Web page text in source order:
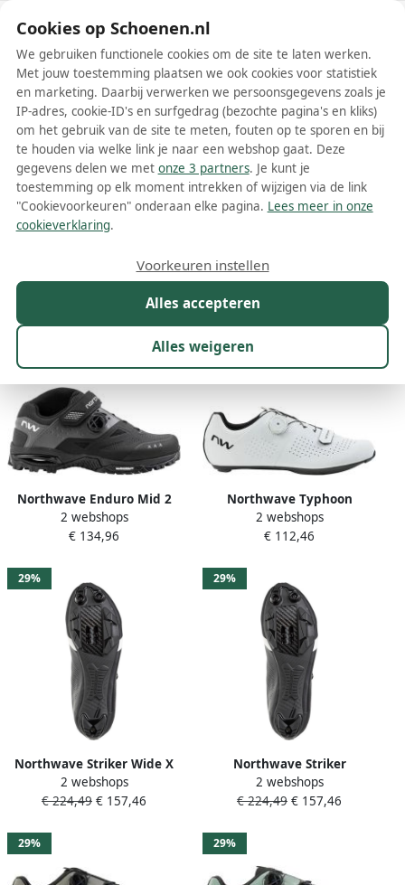
Schoenen.nl
Wis filters Alle filters
Northwave schoenen
Meer lezen
Kleur Prijs
231 resultaten:
Northwave Enduro Mid 2
Fietsschoenen grijs zwart
2 webshops
€ 134,96
Northwave Typhoon
Raceschoenen Wit Man
Vrouw
2 webshops
€ 112,46
29%
Northwave Striker Wide X
gravel Schoenen Zwart
2 webshops
€ 224,49 € 157,46
29%
Northwave Striker
Mountainbikeschoenen
Zwart Lichtgrijs
2 webshops
€ 224,49 € 157,46
29% 29%
Cookies op Schoenen.nl
We gebruiken functionele cookies om de site te laten werken.
Met jouw toestemming plaatsen we ook cookies voor statistiek
en marketing. Daarbij verwerken we persoonsgegevens zoals je
IP-adres, cookie-ID's en surfgedrag (bezochte pagina's en kliks)
om het gebruik van de site te meten, fouten op te sporen en bij
te houden via welke link je naar een webshop gaat. Deze
gegevens delen we met onze 3 partners. Je kunt je
toestemming op elk moment intrekken of wijzigen via de link
"Cookievoorkeuren" onderaan elke pagina. Lees meer in onze
cookieverklaring.
Alles accepteren
Alles weigeren
Voorkeuren instellen